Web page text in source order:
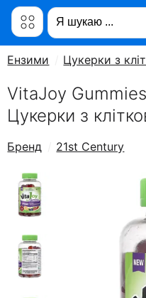
Ензими Цукерки з
VitaJoy
Цукерки з
Бренд 21st Century